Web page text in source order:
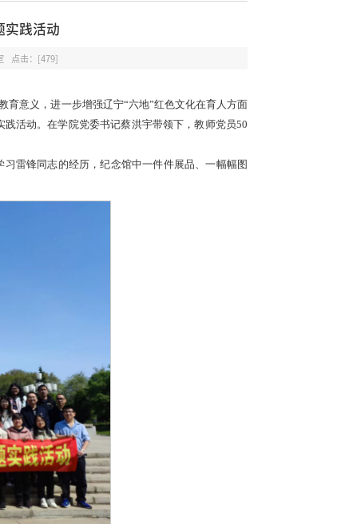
实践活动
点击：[479]
育意义，进一步增强辽宁“六地”红色文化在育人方面
活动。在学院党委书记蔡洪宇带领下，教师党员50
雷锋同志的经历，纪念馆中一件件展品、一幅幅图